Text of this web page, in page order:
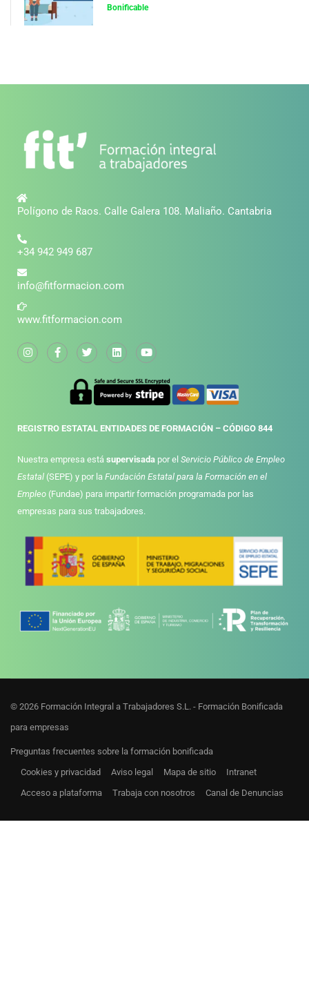
Bonificable
Polígono de Raos. Calle Galera 108. Maliaño. Cantabria
+34 942 949 687
info@fitformacion.com
www.fitformacion.com
REGISTRO ESTATAL ENTIDADES DE FORMACIÓN – CÓDIGO 844
Nuestra empresa está supervisada por el Servicio Público de Empleo
Estatal (SEPE) y por la Fundación Estatal para la Formación en el
Empleo (Fundae) para impartir formación programada por las
empresas para sus trabajadores.
© 2026 Formación Integral a Trabajadores S.L. - Formación Bonificada
para empresas
Preguntas frecuentes sobre la formación bonificada
Cookies y privacidad
Aviso legal Mapa de sitio
Intranet
Acceso a plataforma
Trabaja con nosotros Canal de Denuncias